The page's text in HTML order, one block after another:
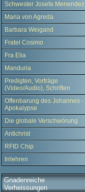
Schwester Josefa Menendez
Maria von Agreda
Barbara Weigand
Fratel Cosimo
Fra Elia
Manduria
Predigten, Vorträge
(Video/Audio), Schriften
Offenbarung des Johannes -
Apokalypse
Die globale Verschwörung
Antichrist
RFID Chip
Irrlehren
Gnadenreiche
Verheissungen